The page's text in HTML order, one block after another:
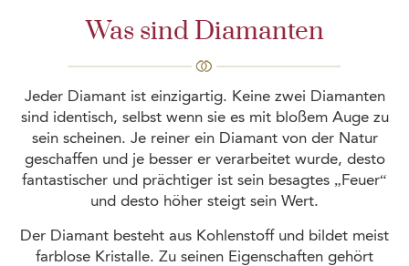
Was sind Diamanten
Jeder Diamant ist einzigartig. Keine zwei Diamanten
sind identisch, selbst wenn sie es mit bloßem Auge zu
sein scheinen. Je reiner ein Diamant von der Natur
geschaffen und je besser er verarbeitet wurde, desto
fantastischer und prächtiger ist sein besagtes „Feuer“
und desto höher steigt sein Wert.
Der Diamant besteht aus Kohlenstoff und bildet meist
farblose Kristalle. Zu seinen Eigenschaften gehört